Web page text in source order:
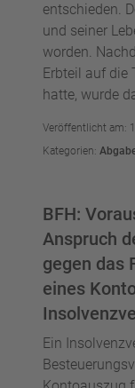
entschieden.
und seiner
worden.
Erbteil auf die
hatte, wurde
Veröffentlicht am:
Kategorien:
BFH:
Anspruch
gegen das
eines
Ein